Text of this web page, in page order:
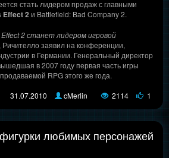
стать лидером продаж с главными
Effect 2и Battlefield: Bad Company 2.
2 станет лидером игровой
Ричителло заявил на конференции,
в Германии. Генеральный директор
в 2007 году первая часть игры
RPG этого же года.
31.07.2010
cMerlin 2114 1
любимых персонажей